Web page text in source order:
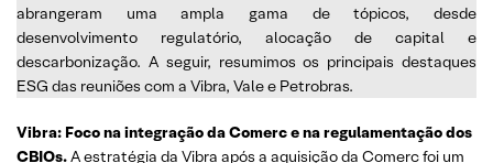
abrangeram uma ampla gama de tópicos, desde
desenvolvimento regulatório, alocação de capital e
descarbonização. A seguir, resumimos os principais destaques
ESG das reuniões com a Vibra, Vale e Petrobras.
Vibra: Foco na integração da Comerc e na regulamentação dos
CBIOs.A estratégia da Vibra após a aquisição da Comerc foi um